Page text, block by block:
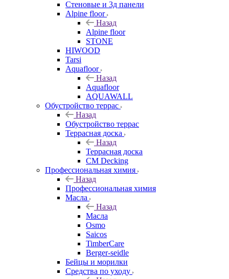
Стеновые и 3д панели
Alpine floor
Назад
Alpine floor
STONE
HIWOOD
Tarsi
Aquafloor
Назад
Aquafloor
AQUAWALL
Обустройство террас
Назад
Обустройство террас
Террасная доска
Назад
Террасная доска
CM Decking
Профессиональная химия
Назад
Профессиональная химия
Масла
Назад
Масла
Osmo
Saicos
TimberCare
Berger-seidle
Бейцы и морилки
Средства по уходу